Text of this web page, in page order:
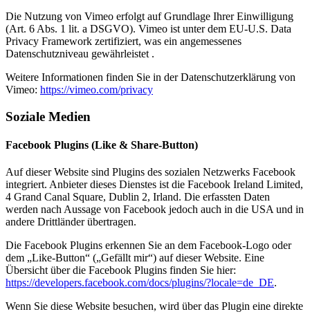
Die Nutzung von Vimeo erfolgt auf Grundlage Ihrer Einwilligung
(Art. 6 Abs. 1 lit. a DSGVO). Vimeo ist unter dem EU-U.S. Data
Privacy Framework zertifiziert, was ein angemessenes
Datenschutzniveau gewährleistet .
Weitere Informationen finden Sie in der Datenschutzerklärung von
Vimeo: https://vimeo.com/privacy
Soziale Medien
Facebook Plugins (Like & Share-Button)
Auf dieser Website sind Plugins des sozialen Netzwerks Facebook
integriert. Anbieter dieses Dienstes ist die Facebook Ireland Limited,
4 Grand Canal Square, Dublin 2, Irland. Die erfassten Daten
werden nach Aussage von Facebook jedoch auch in die USA und in
andere Drittländer übertragen.
Die Facebook Plugins erkennen Sie an dem Facebook-Logo oder
dem „Like-Button“ („Gefällt mir“) auf dieser Website. Eine
Übersicht über die Facebook Plugins finden Sie hier:
https://developers.facebook.com/docs/plugins/?locale=de_DE.
Wenn Sie diese Website besuchen, wird über das Plugin eine direkte